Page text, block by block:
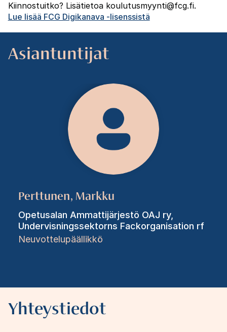
Kiinnostuitko? Lisätietoa koulutusmyynti@fcg.fi.
Lue lisää FCG Digikanava -lisenssistä
Asiantuntijat
Perttunen, Markku
Opetusalan Ammattijärjestö OAJ ry,
Undervisningssektorns Fackorganisation rf
Neuvottelupäällikkö
Yhteystiedot